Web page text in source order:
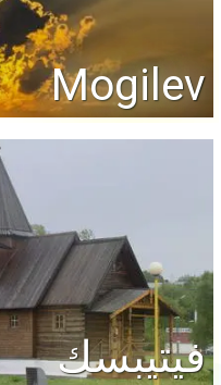
Mogilev
فيتيبسك